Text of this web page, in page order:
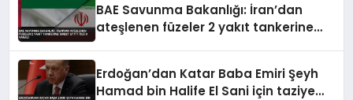
BAE Savunma Bakanlığı: İran’dan
ateşlenen füzeler 2 yakıt tankerine
Erdoğan’dan Katar Baba Emiri Şeyh
Hamad bin Halife El Sani için taziye